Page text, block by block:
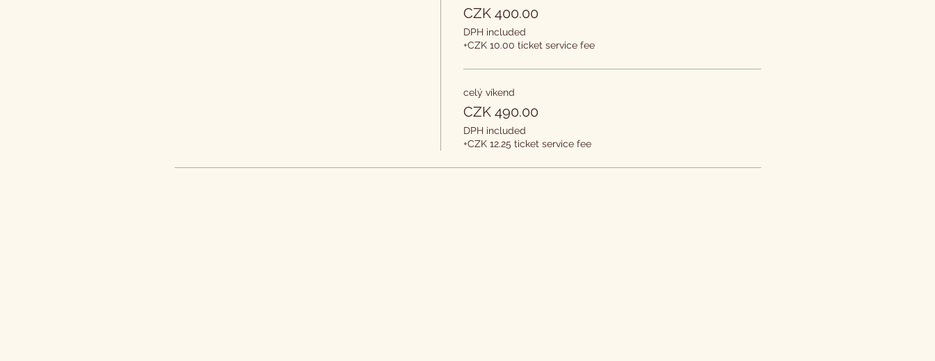
CZK 400.00
DPH included
+CZK 10.00 ticket service fee
celý víkend
CZK 490.00
DPH included
+CZK 12.25 ticket service fee